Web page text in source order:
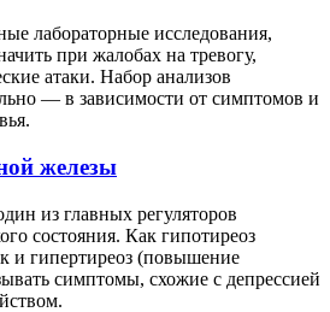
лабораторные исследования,
при жалобах на тревогу,
атаки. Набор анализов
— в зависимости от симптомов и
железы
из главных регуляторов
состояния. Как гипотиреоз
и гипертиреоз (повышение
симптомы, схожие с депрессией